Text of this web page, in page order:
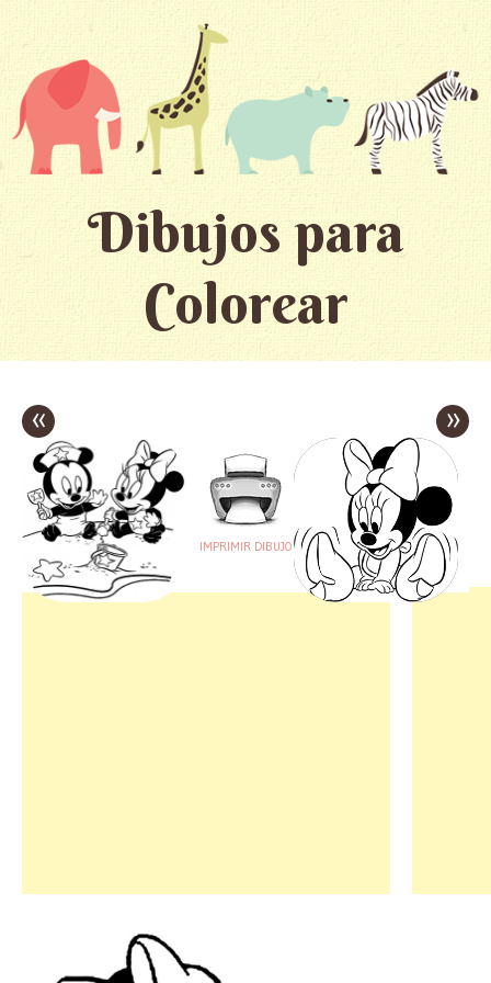
Dibujos para
Colorear
«
IMPRIMIR DIBUJO
»